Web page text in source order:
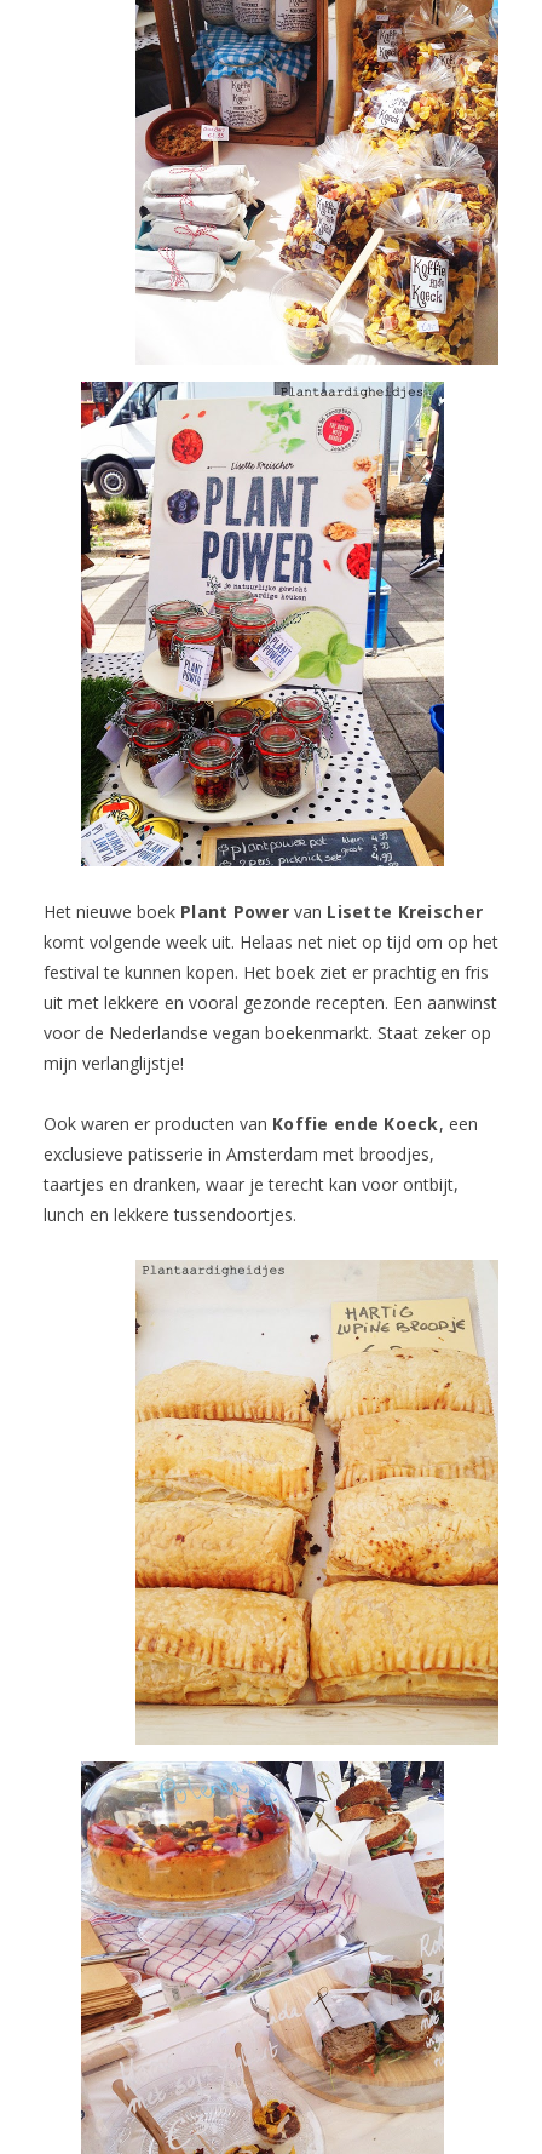
Het nieuwe boek Plant Powervan Lisette Kreischer
komt volgende week uit. Helaas net niet op tijd om op het
festival te kunnen kopen. Het boek ziet er prachtig en fris
uit met lekkere en vooral gezonde recepten. Een aanwinst
voor de Nederlandse vegan boekenmarkt. Staat zeker op
mijn verlanglijstje!
Ook waren er producten van Koffie ende Koeck, een
exclusieve patisserie in Amsterdam met broodjes,
taartjes en dranken, waar je terecht kan voor ontbijt,
lunch en lekkere tussendoortjes.